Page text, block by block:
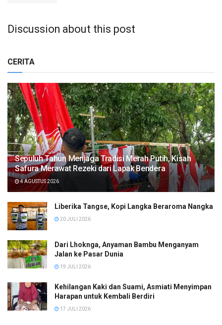
Discussion about this post
CERITA
Sepuluh Tahun Menjaga Tradisi Merah Putih, Kisah
Safura Merawat Rezeki dari Lapak Bendera
4 AGUSTUS 2026
Liberika Tangse, Kopi Langka Beraroma Nangka
20 JULI 2026
Dari Lhoknga, Anyaman Bambu Menganyam
Jalan ke Pasar Dunia
19 JULI 2026
Kehilangan Kaki dan Suami, Asmiati Menyimpan
Harapan untuk Kembali Berdiri
17 JULI 2026